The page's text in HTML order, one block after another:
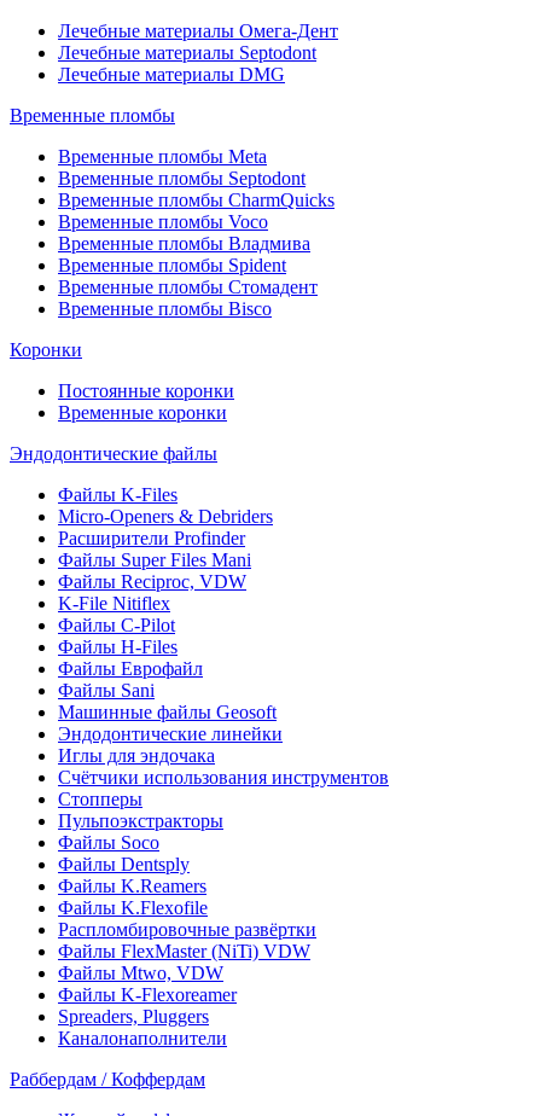
Лечебные материалы Омега-Дент
Лечебные материалы Septodont
Лечебные материалы DMG
Временные пломбы
Временные пломбы Meta
Временные пломбы Septodont
Временные пломбы CharmQuicks
Временные пломбы Voco
Временные пломбы Владмива
Временные пломбы Spident
Временные пломбы Стомадент
Временные пломбы Bisco
Коронки
Постоянные коронки
Временные коронки
Эндодонтические файлы
Файлы K-Files
Micro-Openers & Debriders
Расширители Profinder
Файлы Super Files Mani
Файлы Reciproc, VDW
K-File Nitiflex
Файлы C-Pilot
Файлы H-Files
Файлы Еврофайл
Файлы Sani
Машинные файлы Geosoft
Эндодонтические линейки
Иглы для эндочака
Счётчики использования инструментов
Стопперы
Пульпоэкстракторы
Файлы Soco
Файлы Dentsply
Файлы K.Reamers
Файлы K.Flexofile
Распломбировочные развёртки
Файлы FlexMaster (NiTi) VDW
Файлы Mtwo, VDW
Файлы K-Flexoreamer
Spreaders, Pluggers
Каналонаполнители
Раббердам / Коффердам